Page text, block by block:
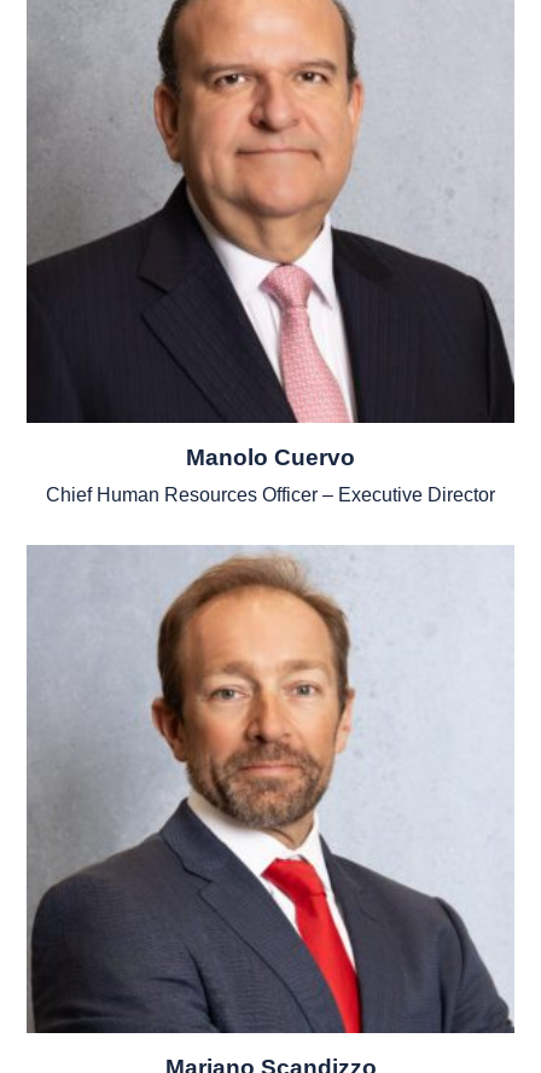
Manolo Cuervo
Chief Human Resources Officer – Executive Director
Mariano Scandizzo